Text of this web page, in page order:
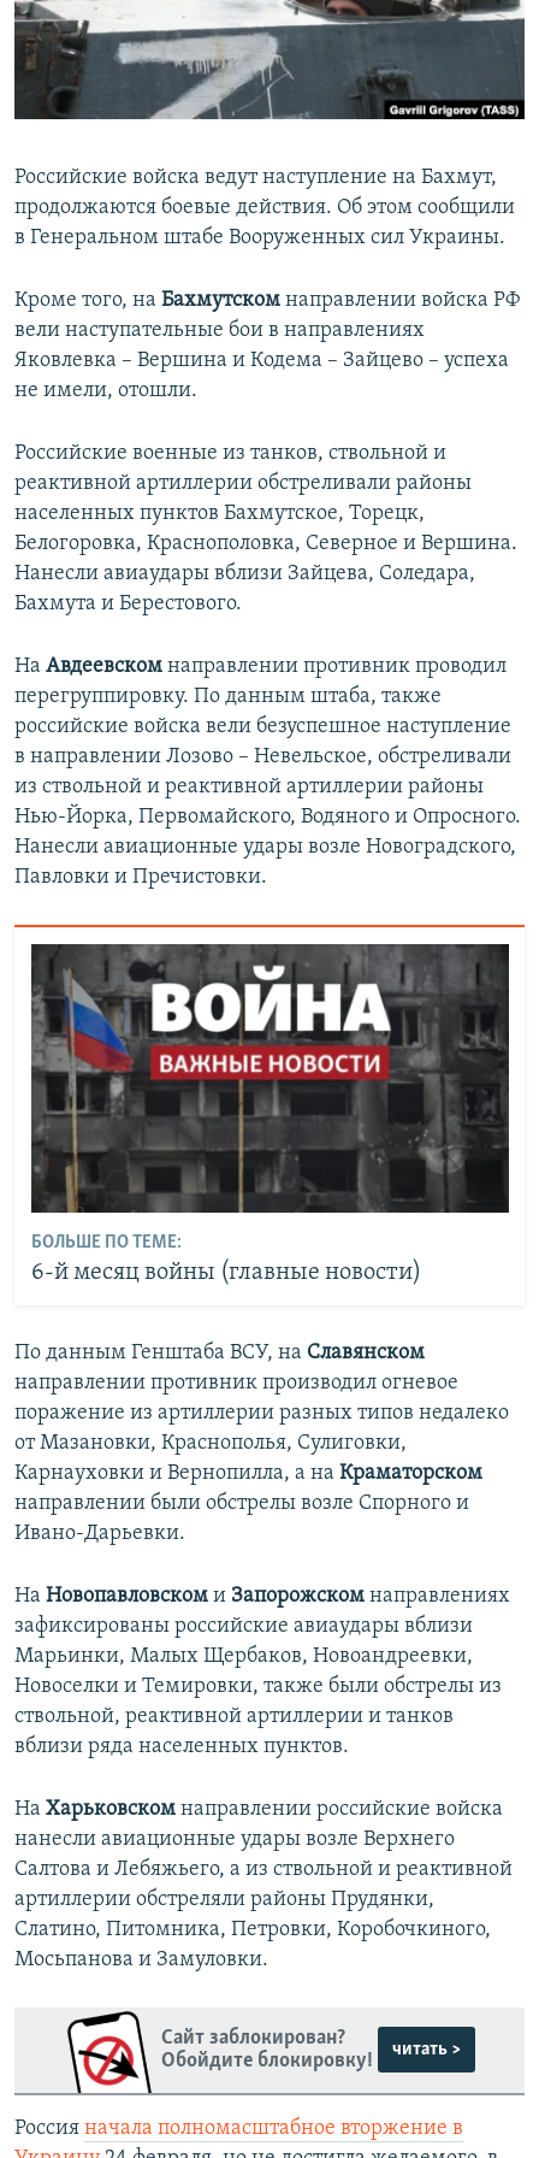
ПОБЕДИТЕЛЕЙ НЕ СУДЯТ?
КРЫМ.НЕПОКОРЕННЫЙ
ELIFBE
ПРИСОЕДИНЯЙТЕСЬ!
Все сайты RFE/RL
Российские войска ведут наступление на Бахмут,
продолжаются боевые действия. Об этом сообщили
в Генеральном штабе Вооруженных сил Украины.
Кроме того, на Бахмутском направлении войска РФ
вели наступательные бои в направлениях
Яковлевка – Вершина и Кодема – Зайцево – успеха
не имели, отошли.
Российские военные из танков, ствольной и
реактивной артиллерии обстреливали районы
населенных пунктов Бахмутское, Торецк,
Белогоровка, Краснополовка, Северное и Вершина.
Нанесли авиаудары вблизи Зайцева, Соледара,
Бахмута и Берестового.
На Авдеевском направлении противник проводил
перегруппировку. По данным штаба, также
российские войска вели безуспешное наступление
в направлении Лозово – Невельское, обстреливали
из ствольной и реактивной артиллерии районы
Нью-Йорка, Первомайского, Водяного и Опросного.
Нанесли авиационные удары возле Новоградского,
Павловки и Пречистовки.
БОЛЬШЕ ПО ТЕМЕ:
6-й месяц войны (главные новости)
По данным Генштаба ВСУ, на Славянском
направлении противник производил огневое
поражение из артиллерии разных типов недалеко
от Мазановки, Краснополья, Сулиговки,
Карнауховки и Вернопилла, а на Краматорском
направлении были обстрелы возле Спорного и
Ивано-Дарьевки.
На Новопавловском и Запорожском направлениях
зафиксированы российские авиаудары вблизи
Марьинки, Малых Щербаков, Новоандреевки,
Новоселки и Темировки, также были обстрелы из
ствольной, реактивной артиллерии и танков
вблизи ряда населенных пунктов.
На Харьковском направлении российские войска
нанесли авиационные удары возле Верхнего
Салтова и Лебяжьего, а из ствольной и реактивной
артиллерии обстреляли районы Прудянки,
Слатино, Питомника, Петровки, Коробочкиного,
Мосьпанова и Замуловки.
Сайт заблокирован?
Обойдите блокировку!
читать >
Россия начала полномасштабное вторжение в